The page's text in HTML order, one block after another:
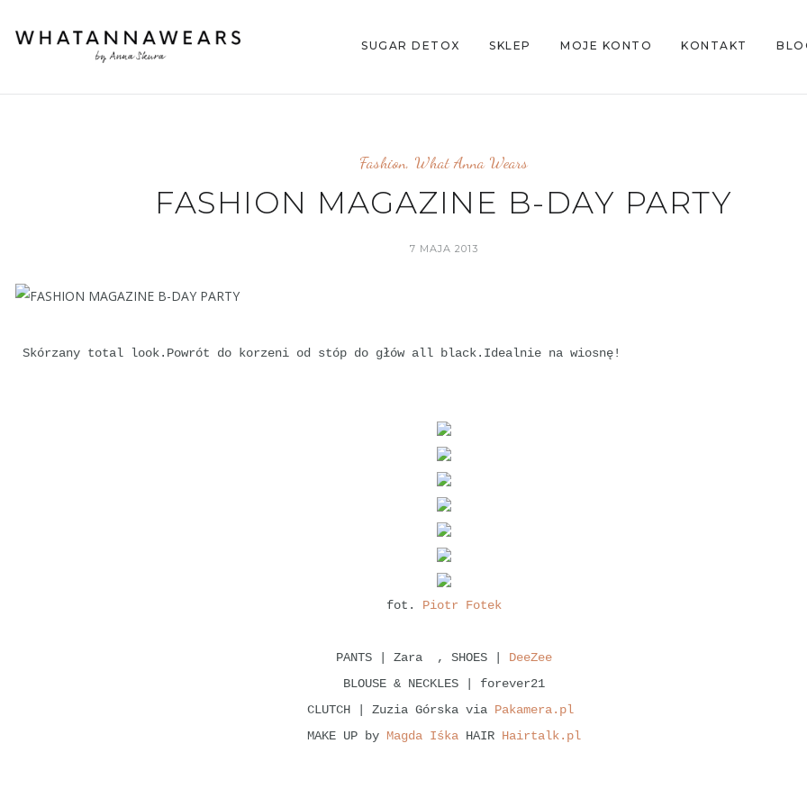
SUGAR DETOX SKLEP MOJE KONTO KONTAKT
Fashion, What Anna Wears
FASHION MAGAZINE B-DAY PARTY
7 MAJA 2013
Skórzany total look.Powrót do korzeni od stóp do głów all black.Idealnie na wiosnę!
fot. Piotr Fotek
PANTS | Zara , SHOES | DeeZee
BLOUSE & NECKLES | forever21
CLUTCH | Zuzia Górska via Pakamera.pl
MAKE UP by Magda IśkaHAIR Hairtalk.pl